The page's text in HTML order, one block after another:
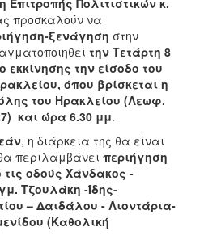
προσκαλούν να
ξενάγηση στην
την Τετάρτη 8
εκκίνησης την είσοδο του
όπου βρίσκεται η
του Ηρακλείου (Λεωφ.
και ώρα 6.30 μμ.
, η διάρκεια της θα είναι
περιλαμβάνει περιήγηση
οδούς Χάνδακος -
Τζουλάκη -Ίδης-
– Δαιδάλου - Λιοντάρια-
(Καθολική